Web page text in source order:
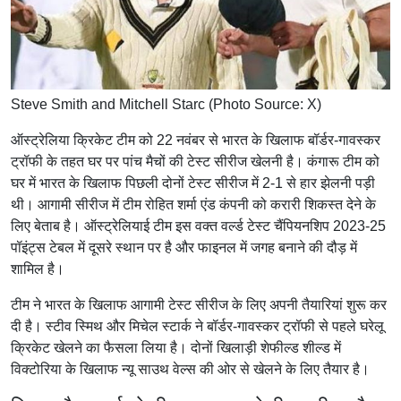
Steve Smith and Mitchell Starc (Photo Source: X)
ऑस्ट्रेलिया क्रिकेट टीम को 22 नवंबर से भारत के खिलाफ बॉर्डर-गावस्कर
ट्रॉफी के तहत घर पर पांच मैचों की टेस्ट सीरीज खेलनी है। कंगारू टीम को
घर में भारत के खिलाफ पिछली दोनों टेस्ट सीरीज में 2-1 से हार झेलनी पड़ी
थी। आगामी सीरीज में टीम रोहित शर्मा एंड कंपनी को करारी शिकस्त देने के
लिए बेताब है। ऑस्ट्रेलियाई टीम इस वक्त वर्ल्ड टेस्ट चैंपियनशिप 2023-25
पॉइंट्स टेबल में दूसरे स्थान पर है और फाइनल में जगह बनाने की दौड़ में
शामिल है।
टीम ने भारत के खिलाफ आगामी टेस्ट सीरीज के लिए अपनी तैयारियां शुरू कर
दी है। स्टीव स्मिथ और मिचेल स्टार्क ने बॉर्डर-गावस्कर ट्रॉफी से पहले घरेलू
क्रिकेट खेलने का फैसला लिया है। दोनों खिलाड़ी शेफील्ड शील्ड में
विक्टोरिया के खिलाफ न्यू साउथ वेल्स की ओर से खेलने के लिए तैयार है।